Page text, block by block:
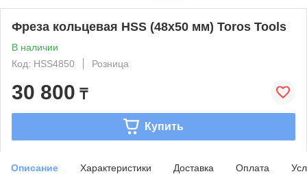
Фреза кольцевая HSS (48x50 мм) Toros Tools
В наличии
Код: HSS4850
Розница
30 800 ₸
Купить
Описание Характеристики Доставка Оплата